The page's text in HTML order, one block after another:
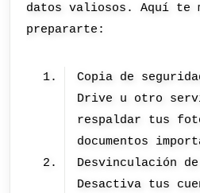
datos valiosos. Aquí te
prepararte:
Copia de
Drive u otro
respaldar tus
documentos
Desvinculación
Desactiva tus